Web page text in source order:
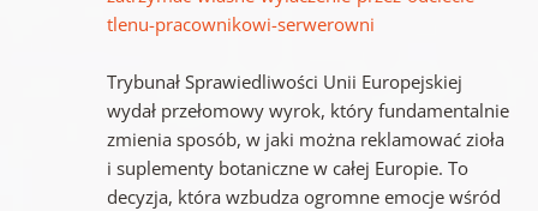
tlenu-pracownikowi-serwerowni
Trybunał Sprawiedliwości Unii Europejskiej
wydał przełomowy wyrok, który fundamentalnie
zmienia sposób, w jaki można reklamować zioła
i suplementy botaniczne w całej Europie. To
decyzja, która wzbudza ogromne emocje wśród